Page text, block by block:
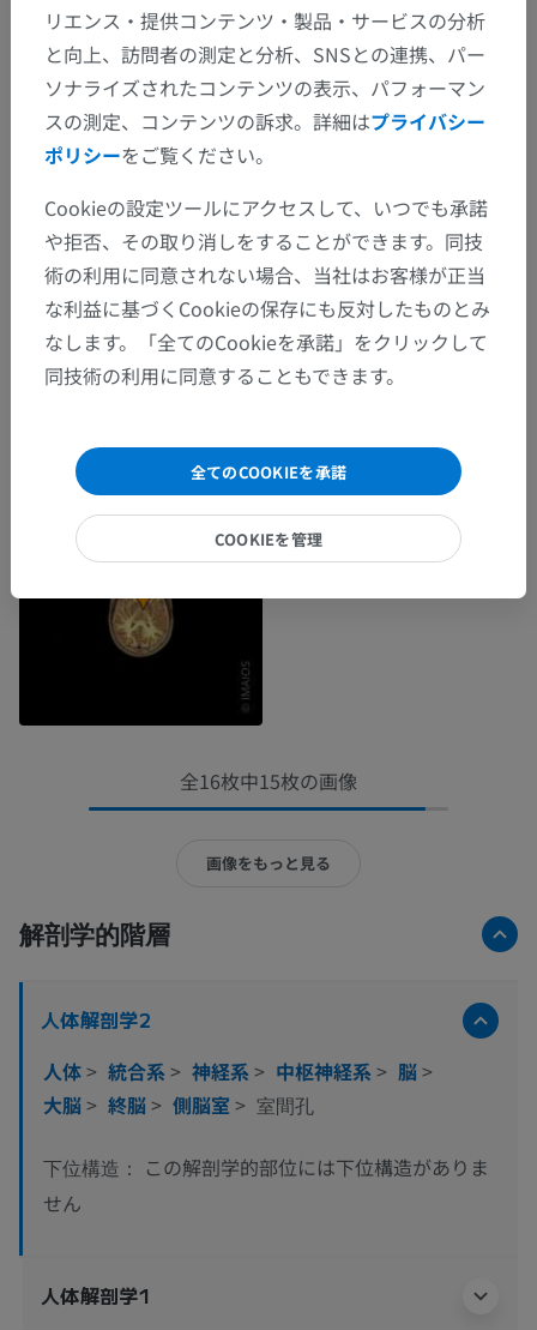
全16枚中15枚の画像
画像をもっと見る
解剖学的階層
人体解剖学2
人体> 統合系> 神経系> 中枢神経系> 脳>
大脳> 終脳> 側脳室 > 室間孔
下位構造：
この解剖学的部位には下位構造がありま
せん
人体解剖学1
リエンス・提供コンテンツ・製品・サービスの分析
と向上、訪問者の測定と分析、SNSとの連携、パー
ソナライズされたコンテンツの表示、パフォーマン
スの測定、コンテンツの訴求。詳細はプライバシー
ポリシーをご覧ください。
Cookieの設定ツールにアクセスして、いつでも承諾
や拒否、その取り消しをすることができます。同技
術の利用に同意されない場合、当社はお客様が正当
な利益に基づくCookieの保存にも反対したものとみ
なします。「全てのCookieを承諾」をクリックして
同技術の利用に同意することもできます。
全てのCOOKIEを承諾
COOKIEを管理